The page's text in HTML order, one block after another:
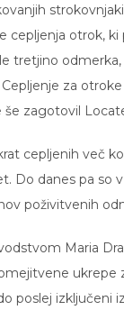
cepljenja otrok, ki
tretjino
za
še zagotovil
cepljenih več
Do danes pa so
poživitvenih
Maria
ukrepe
poslej izključeni